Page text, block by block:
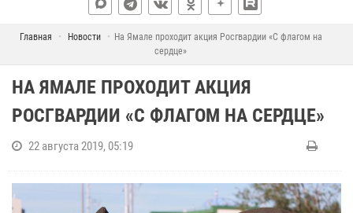
Главная Новости
На Ямале проходит акция Росгвардии «С флагом на
сердце»
НА ЯМАЛЕ ПРОХОДИТ АКЦИЯ
РОСГВАРДИИ «С ФЛАГОМ НА СЕРДЦЕ»
22 августа 2019, 05:19